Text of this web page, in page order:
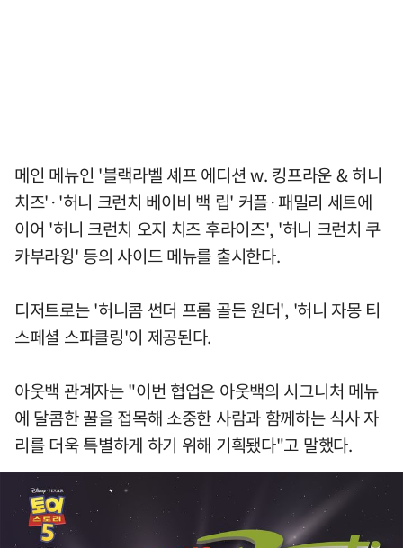
메인 메뉴인 '블랙라벨 셰프 에디션 w. 킹프라운 & 허니
치즈'·'허니 크런치 베이비 백 립' 커플·패밀리 세트에
이어 '허니 크런치 오지 치즈 후라이즈', '허니 크런치 쿠
카부라윙' 등의 사이드 메뉴를 출시한다.
디저트로는 '허니콤 썬더 프롬 골든 원더', '허니 자몽 티
스페셜 스파클링'이 제공된다.
아웃백 관계자는 "이번 협업은 아웃백의 시그니처 메뉴
에 달콤한 꿀을 접목해 소중한 사람과 함께하는 식사 자
리를 더욱 특별하게 하기 위해 기획됐다"고 말했다.